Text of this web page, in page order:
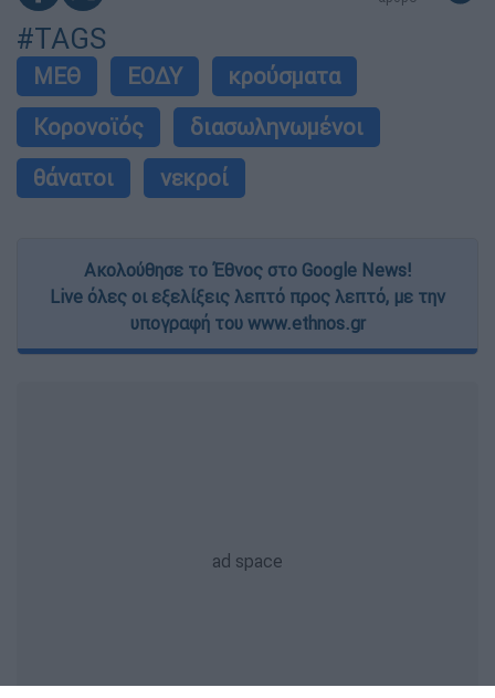
#TAGS
ΜΕΘ ΕΟΔΥ
κρούσματα
Κορονοϊός
διασωληνωμένοι
θάνατοι
νεκροί
Ακολούθησε το Έθνος στο Google News!
Live όλες οι εξελίξεις λεπτό προς λεπτό, με την
υπογραφή του www.ethnos.gr